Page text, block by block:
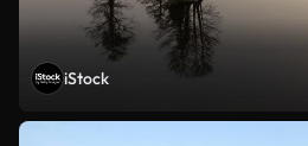
iStock